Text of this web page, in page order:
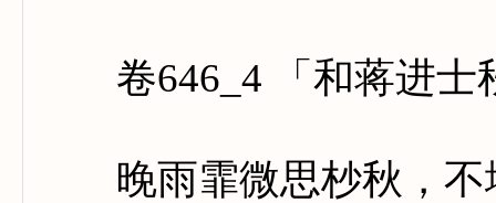
卷646_4 「和蒋进士
晚雨霏微思杪秋，不